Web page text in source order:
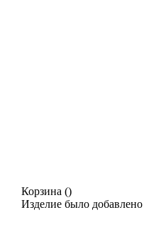
Корзина ()
Изделие было